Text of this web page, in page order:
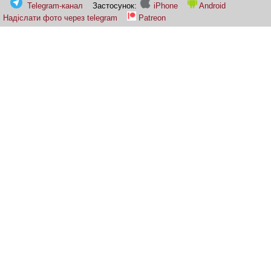
Telegram-канал
Застосунок: iPhone
Android
Надіслати фото через telegram
Patreon